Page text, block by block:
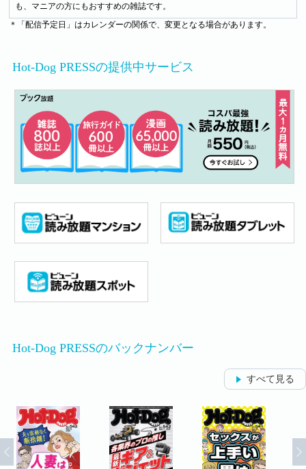
も、マニアの方にもおすすめの雑誌です。
＊「配信予定日」はカレンダーの関係で、変更となる場合があります。
Hot-Dog PRESSの提供中サービス
Hot-Dog PRESSのバックナンバー
すべて見る